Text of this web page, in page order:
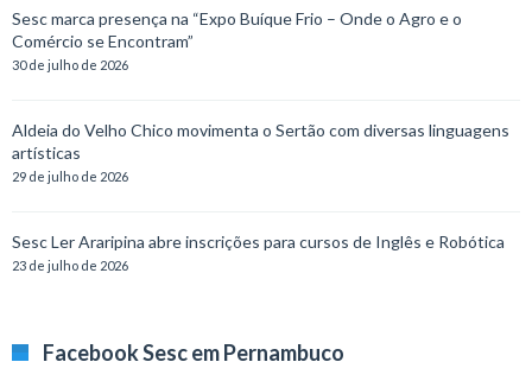
Sesc marca presença na “Expo Buíque Frio – Onde o Agro e o
Comércio se Encontram”
30 de julho de 2026
Aldeia do Velho Chico movimenta o Sertão com diversas linguagens
artísticas
29 de julho de 2026
Sesc Ler Araripina abre inscrições para cursos de Inglês e Robótica
23 de julho de 2026
Facebook Sesc em Pernambuco